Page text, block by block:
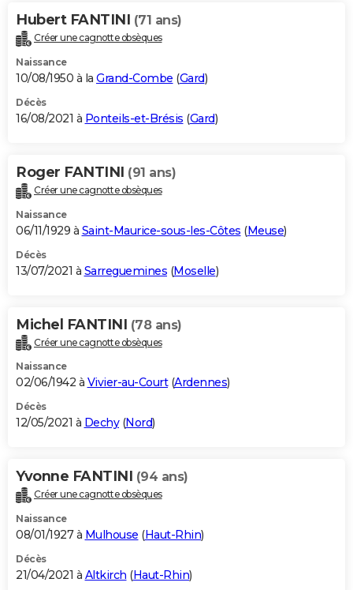
Hubert FANTINI (71 ans)
Créer une cagnotte obsèques
Naissance
10/08/1950 à la Grand-Combe (Gard)
Décès
16/08/2021 à Ponteils-et-Brésis (Gard)
Roger FANTINI (91 ans)
Créer une cagnotte obsèques
Naissance
06/11/1929 à Saint-Maurice-sous-les-Côtes (Meuse)
Décès
13/07/2021 à Sarreguemines (Moselle)
Michel FANTINI (78 ans)
Créer une cagnotte obsèques
Naissance
02/06/1942 à Vivier-au-Court(Ardennes)
Décès
12/05/2021 à Dechy(Nord)
Yvonne FANTINI (94 ans)
Créer une cagnotte obsèques
Naissance
08/01/1927 à Mulhouse (Haut-Rhin)
Décès
21/04/2021 à Altkirch (Haut-Rhin)